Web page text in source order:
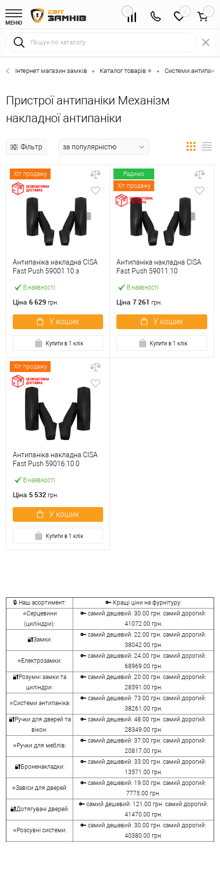
МЕНЮ
0 0
Інтернет магазин замків • Каталог товарів ⭐ • Системи
Пристрої антипаніки Механізм
накладної антипаніки
Фільтр
Хіт продажу
В наявності
Антипаніка накладна CISA
Fast Push 59001.10 з
Ціна 6 629 грн.
У кошик
Купити в 1 клік
Радимо
Хіт продажу
В наявності
Антипаніка накладна CISA
Fast Push 59011.10
штанги
Ціна 7 261 грн.
У кошик
Купити в 1 клік
Хіт продажу
В наявності
Антипаніка накладна CISA
Fast Push 59016.10.0
штанги
Ціна 5 532 грн.
У кошик
Купити в 1 клік
🔒 Наш асортимент:
🔑 Кращі ціни на фурнітуру:
⭐Серцевини
(циліндри):
🔑 самий дешевий: 30.00 грн. самий дорогий:
41072.00 грн.
🔐Замки:
🔑 самий дешевий: 22.00 грн. самий дорогий:
38042.00 грн.
⭐Електрозамки:
🔑 самий дешевий: 24.00 грн. самий дорогий:
68969.00 грн.
🔐Розумні замки та
циліндри:
🔑 самий дешевий: 20.00 грн. самий дорогий:
28591.00 грн.
⭐Системи антипаніка:
🔑 самий дешевий: 73.00 грн. самий дорогий:
38261.00 грн.
🔐Ручки для дверей та
вікон:
🔑 самий дешевий: 48.00 грн. самий дорогий:
28349.00 грн.
⭐Ручки для меблів:
🔑 самий дешевий: 37.00 грн. самий дорогий:
20817.00 грн.
🔐Броненакладки:
🔑 самий дешевий: 33.00 грн. самий дорогий:
13571.00 грн.
⭐Завіси для дверей:
🔑 самий дешевий: 19.00 грн. самий дорогий:
7775.00 грн.
🔐Дотягувачі дверей:
🔑 самий дешевий: 121.00 грн. самий дорогий:
41470.00 грн.
⭐Розсувні системи:
🔑 самий дешевий: 30.00 грн. самий дорогий:
40380.00 грн.